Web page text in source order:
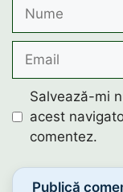
Salvează-mi
acest
comentez.